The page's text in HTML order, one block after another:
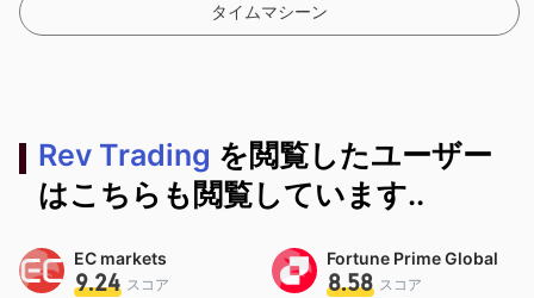
タイムマシーン
Rev Trading を閲覧したユーザー
はこちらも閲覧しています..
EC markets
9.24 スコア
Fortune Prime Global
8.58 スコア